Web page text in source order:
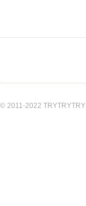
© 2011-2022 TRYTRYTRY